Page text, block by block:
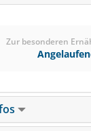
Zur besonderen